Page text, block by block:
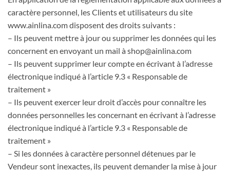
caractère personnel, les Clients et utilisateurs du site
www.ainlina.com disposent des droits suivants :
– Ils peuvent mettre à jour ou supprimer les données qui les
concernent en envoyant un mail à shop@ainlina.com
– Ils peuvent supprimer leur compte en écrivant à l’adresse
électronique indiqué à l’article 9.3 « Responsable de
traitement »
– Ils peuvent exercer leur droit d’accès pour connaître les
données personnelles les concernant en écrivant à l’adresse
électronique indiqué à l’article 9.3 « Responsable de
traitement »
– Si les données à caractère personnel détenues par le
Vendeur sont inexactes, ils peuvent demander la mise à jour